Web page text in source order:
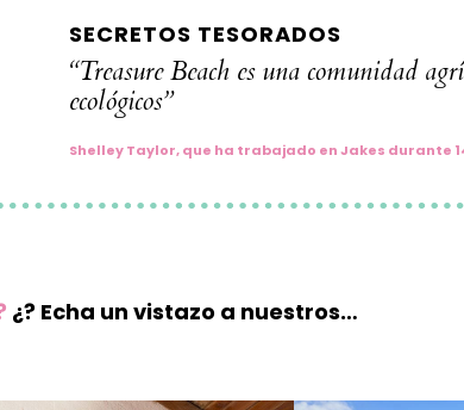
SECRETOS TESORADOS
“Treasure Beach es una comunidad
ecológicos”
Shelley Taylor, que ha trabajado en Jakes durante
¿? Echa un vistazo a nuestros…